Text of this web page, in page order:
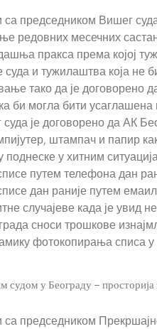
председником Вишег
редовних месечних
пракса према којој
и тужилаштва која не
тако да је договорено
би могла бити
је договорено да АК
штампач и папир
у хитним
путем телефона дан
дан раније путем
случајеве када је
сноси трошкове
фотокопирања списа у
у Београду – просторија
председником